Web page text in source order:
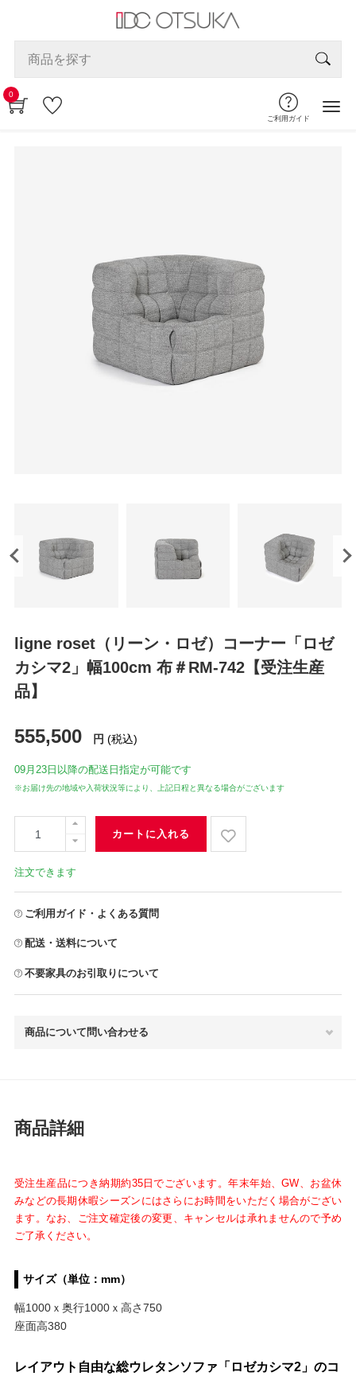
0
ご利用ガイド
ligne roset（リーン・ロゼ）コーナー「ロゼ
カシマ2」幅100cm 布＃RM-742【受注生産
品】
555,500 円 (税込)
09月23日 以降の配送日指定が可能です
※お届け先の地域や入荷状況等により、上記日程と異なる場合がございます
カートに入れる
注文できます
ご利用ガイド・よくある質問
配送・送料について
不要家具のお引取りについて
商品について問い合わせる
商品詳細
受注生産品につき納期約35日でございます。年末年始、GW、お盆休
みなどの長期休暇シーズンにはさらにお時間をいただく場合がござい
ます。 なお、ご注文確定後の変更、キャンセルは承れませんので予め
ご了承ください。
サイズ（単位：mm）
幅1000ｘ奥行1000ｘ高さ750
座面高380
レイアウト自由な総ウレタンソファ「ロゼカシマ2」のコ